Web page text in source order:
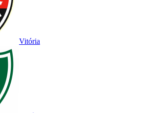
Vitória